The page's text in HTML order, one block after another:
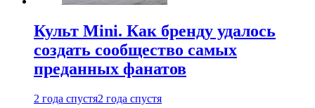
Культ Mini. Как бренду удалось
создать сообщество самых
преданных фанатов
2 года спустя2 года спустя